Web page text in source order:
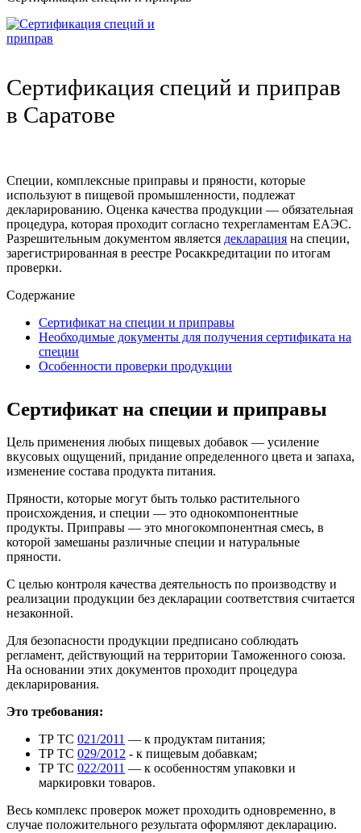
Сертификация специй и приправ
в Саратове
Специи, комплексные приправы и пряности, которые
используют в пищевой промышленности, подлежат
декларированию. Оценка качества продукции — обязательная
процедура, которая проходит согласно техрегламентам ЕАЭС.
Разрешительным документом является декларация на специи,
зарегистрированная в реестре Росаккредитации по итогам
проверки.
Содержание
Сертификат на специи и приправы
Необходимые документы для получения сертификата на
специи
Особенности проверки продукции
Сертификат на специи и приправы
Цель применения любых пищевых добавок — усиление
вкусовых ощущений, придание определенного цвета и запаха,
изменение состава продукта питания.
Пряности, которые могут быть только растительного
происхождения, и специи — это однокомпонентные
продукты. Приправы — это многокомпонентная смесь, в
которой замешаны различные специи и натуральные
пряности.
С целью контроля качества деятельность по производству и
реализации продукции без декларации соответствия считается
незаконной.
Для безопасности продукции предписано соблюдать
регламент, действующий на территории Таможенного союза.
На основании этих документов проходит процедура
декларирования.
Это требования:
ТР ТС 021/2011 — к продуктам питания;
ТР ТС 029/2012 - к пищевым добавкам;
ТР ТС 022/2011 — к особенностям упаковки и
маркировки товаров.
Весь комплекс проверок может проходить одновременно, в
случае положительного результата оформляют декларацию.